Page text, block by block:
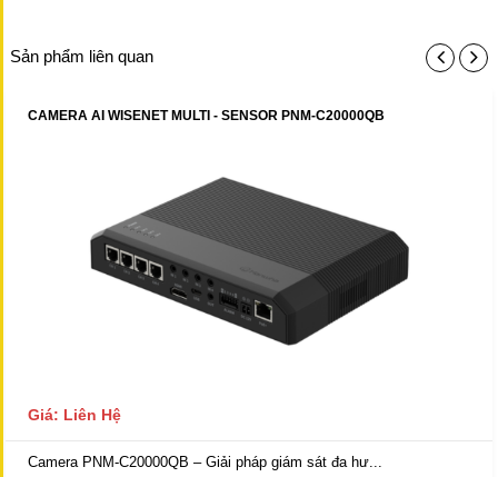
Sản phẩm liên quan
CAMERA AI WISENET MULTI - SENSOR PNM-C20000QB
Giá: Liên Hệ
Camera PNM-C20000QB – Giải pháp giám sát đa hư...